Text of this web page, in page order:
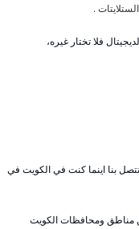
.
فلا تختار غيره،
بنا اينما كنت في الكويت في
مناطق ومحافظات الكويت